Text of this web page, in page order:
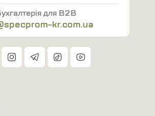
для B2B
kr.com.ua